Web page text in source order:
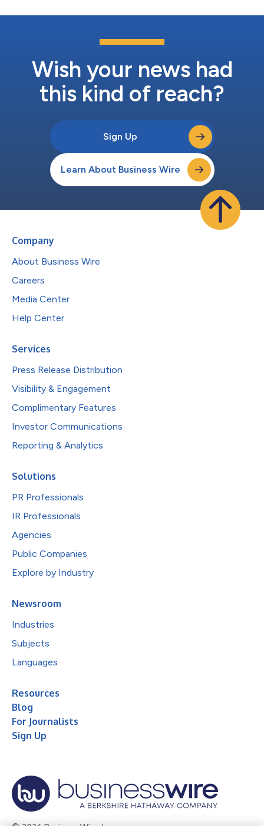
Wish your news had
this kind of reach?
Sign Up
Learn About Business Wire
Company
About Business Wire
Careers
Media Center
Help Center
Services
Press Release Distribution
Visibility & Engagement
Complimentary Features
Investor Communications
Reporting & Analytics
Solutions
PR Professionals
IR Professionals
Agencies
Public Companies
Explore by Industry
Newsroom
Industries
Subjects
Languages
Resources
Blog
For Journalists
Sign Up
© 2026 Business Wire, Inc.